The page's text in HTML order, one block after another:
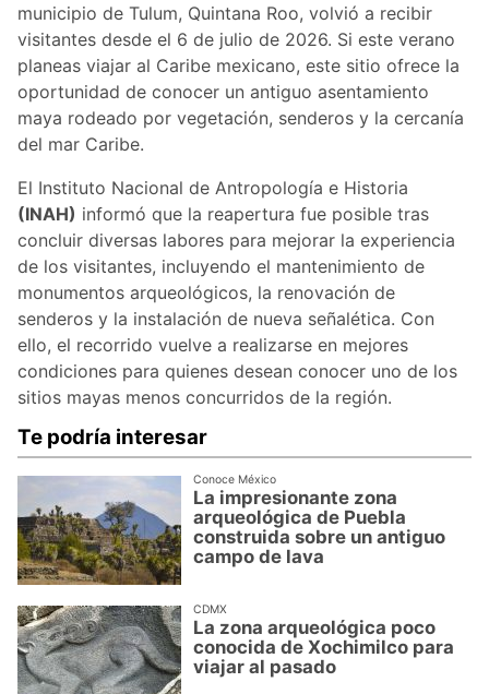
municipio de Tulum, Quintana Roo, volvió a recibir
visitantes desde el 6 de julio de 2026. Si este verano
planeas viajar al Caribe mexicano, este sitio ofrece la
oportunidad de conocer un antiguo asentamiento
maya rodeado por vegetación, senderos y la cercanía
del mar Caribe.
El Instituto Nacional de Antropología e Historia
(INAH) informó que la reapertura fue posible tras
concluir diversas labores para mejorar la experiencia
de los visitantes, incluyendo el mantenimiento de
monumentos arqueológicos, la renovación de
senderos y la instalación de nueva señalética. Con
ello, el recorrido vuelve a realizarse en mejores
condiciones para quienes desean conocer uno de los
sitios mayas menos concurridos de la región.
Te podría interesar
Conoce México
La impresionante zona
arqueológica de Puebla
construida sobre un antiguo
campo de lava
CDMX
La zona arqueológica poco
conocida de Xochimilco para
viajar al pasado